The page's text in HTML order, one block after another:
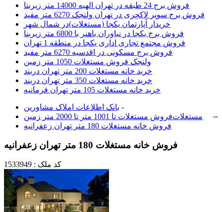
فروش برج 24 طبقه در تهران الهیه 14000 متر زیربنا
فروش برج سوپر لاکچری در تهران ولنجک 6270 متر مفید
خریدار آپارتمان یکجا (مستغلات)در شمال شهر
فروش برج یکجا در نیاوران باهنر با 6800 متر زیربنا
فروش مجتمع تجاری اداری یکجا در منطقه 1 تهران
فروش برج مسکونی در اقدسیه 6270 متر مفید
ولنجک فروش مستغلات 1050 متر زمین
خرید خانه مستغلات 200 متر تهران دربند
خرید خانه مستغلات 350 متر تهران دربند
خرید خانه مستغلات 105 متر تهران فرمانيه
بانک اطلاعات املاک مشاورين -
مستغلات
- فروش مستغلات تا 1001 متر تا 2000 متر زمین
-
فروش خانه مستغلات 180 متر تهران زعفرانيه
فروش خانه مستغلات 180 متر تهران زعفرانيه
کد ملک : 1533949